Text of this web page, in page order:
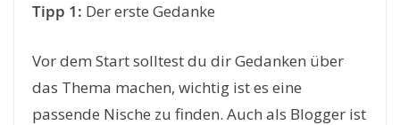
Tipp 1: Der erste Gedanke
Vor dem Start solltest du dir Gedanken über
das Thema machen, wichtig ist es eine
passende Nische zu finden. Auch als Blogger ist